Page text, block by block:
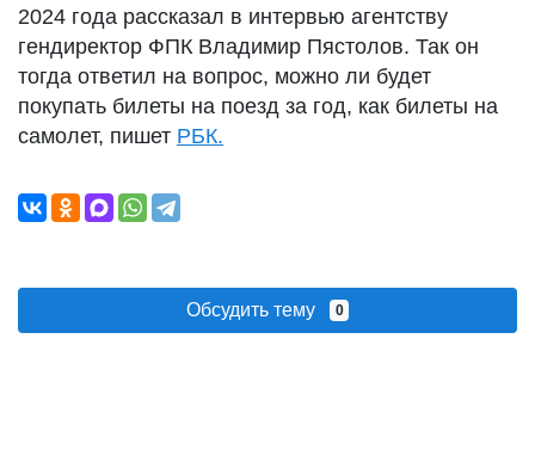
2024 года рассказал в интервью агентству
гендиректор ФПК Владимир Пястолов. Так он
тогда ответил на вопрос, можно ли будет
покупать билеты на поезд за год, как билеты на
самолет, пишет РБК.
Обсудить тему 0